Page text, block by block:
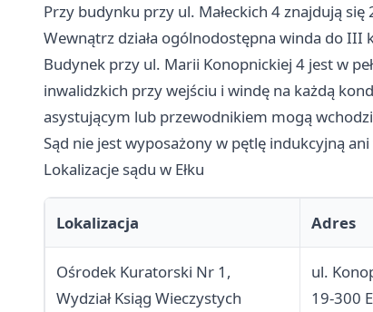
Przy budynku przy ul. Małeckich 4 znajdują
Wewnątrz działa ogólnodostępna winda do
Budynek przy ul. Marii Konopnickiej 4 jest w
inwalidzkich przy wejściu i windę na każdą
asystującym lub przewodnikiem mogą
Sąd nie jest wyposażony w pętlę indukcyjną
Lokalizacje sądu w Ełku
Lokalizacja Adres
Ośrodek Kuratorski Nr 1,
Wydział Ksiąg Wieczystych
ul.
19-300